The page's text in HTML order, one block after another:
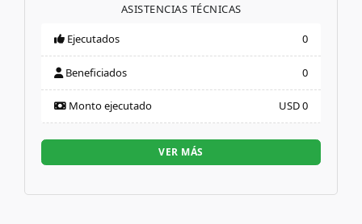
ASISTENCIAS TÉCNICAS
Ejecutados 0
Beneficiados 0
Monto ejecutado USD 0
VER MÁS